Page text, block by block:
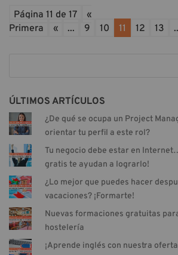
Página 11 de 17
«
Primera
« ... 9 10 11 12 13
ÚLTIMOS ARTÍCULOS
¿De qué se ocupa un Project
orientar tu perfil a este rol?
Tu negocio debe estar en
gratis te ayudan a lograrlo!
¿Lo mejor que puedes hacer
vacaciones? ¡Formarte!
Nuevas formaciones gratuitas
hostelería
¡Aprende inglés con nuestra